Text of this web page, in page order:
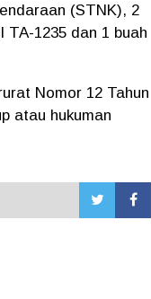
(STNK), 2
1235 dan 1 buah
Nomor 12 Tahun
atau hukuman